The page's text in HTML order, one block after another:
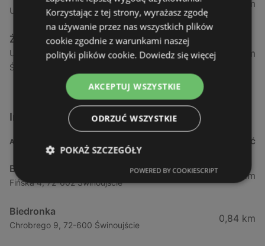
Ul. Armii Krajowej 12 / 1a, 72-600 Świnoujście
1,04 km
Żabka
Ul. Wybrzeże Wł. Iv 26/27 Lok. Lu, 72-600
Świnoujście
1,05 km
Inne sklepy Supermarkety w pobliżu
ADRES ODLEGŁOŚĆ
Biedronka
Fińska 4, 72-602 Świnoujście
0,23 km
Biedronka
Chrobrego 9, 72-600 Świnoujście
0,84 km
Korzystając z tej strony, wyrażasz zgodę
na używanie przez nas wszystkich plików
cookie zgodnie z warunkami naszej
polityki plików cookie. Dowiedz się więcej
AKCEPTUJ WSZYSTKIE
ODRZUĆ WSZYSTKIE
POKAŻ SZCZEGÓŁY
POWERED BY COOKIESCRIPT